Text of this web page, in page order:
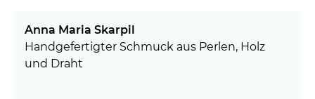
Anna Maria Skarpil
Handgefertigter Schmuck aus Perlen, Holz
und Draht